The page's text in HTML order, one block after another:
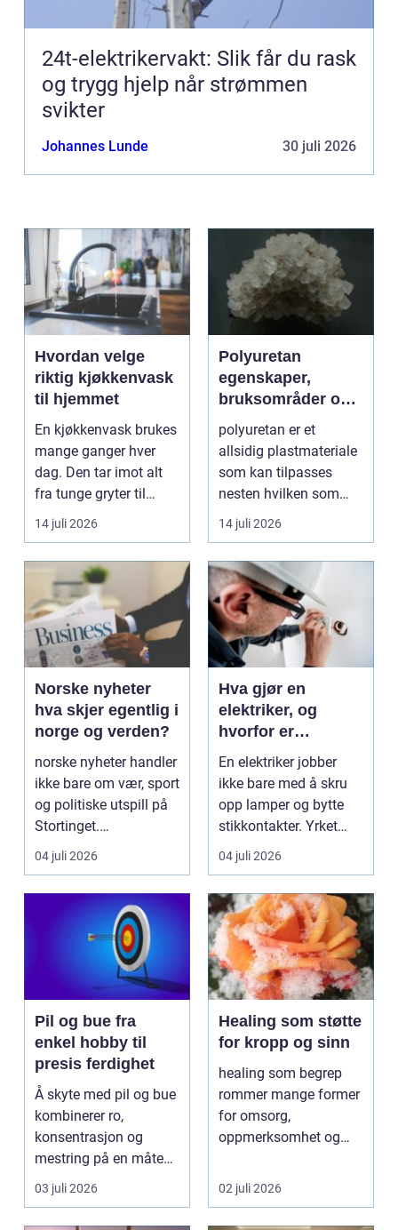
24t-elektrikervakt: Slik får du rask
og trygg hjelp når strømmen
svikter
Johannes Lunde 30 juli 2026
Hvordan velge
riktig kjøkkenvask
til hjemmet
En kjøkkenvask brukes
mange ganger hver
dag. Den tar imot alt
fra tunge gryter til
skarpe kniver og ...
14 juli 2026
Polyuretan
egenskaper,
bruksområder og
fordeler i
industrien
polyuretan er et
allsidig plastmateriale
som kan tilpasses
nesten hvilken som
helst oppgave. Fra
myk...
14 juli 2026
Norske nyheter
hva skjer egentlig i
norge og verden?
norske nyheter handler
ikke bare om vær, sport
og politiske utspill på
Stortinget.
Nyhetsbildet form...
04 juli 2026
Hva gjør en
elektriker, og
hvorfor er
fagkunnskap så
viktig?
En elektriker jobber
ikke bare med å skru
opp lamper og bytte
stikkontakter. Yrket
handler om sikker...
04 juli 2026
Pil og bue fra
enkel hobby til
presis ferdighet
Å skyte med pil og bue
kombinerer ro,
konsentrasjon og
mestring på en måte
få andre aktiviteter
gjør...
03 juli 2026
Healing som støtte
for kropp og sinn
healing som begrep
rommer mange former
for omsorg,
oppmerksomhet og
som mål å s...
02 juli 2026